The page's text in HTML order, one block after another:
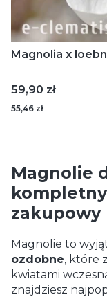
Magnolia x
Cena
59,90 zł
55,46 zł
Magnolie
zakupowy
Magnolie to
ozdobne, które
kwiatami
znajdziesz